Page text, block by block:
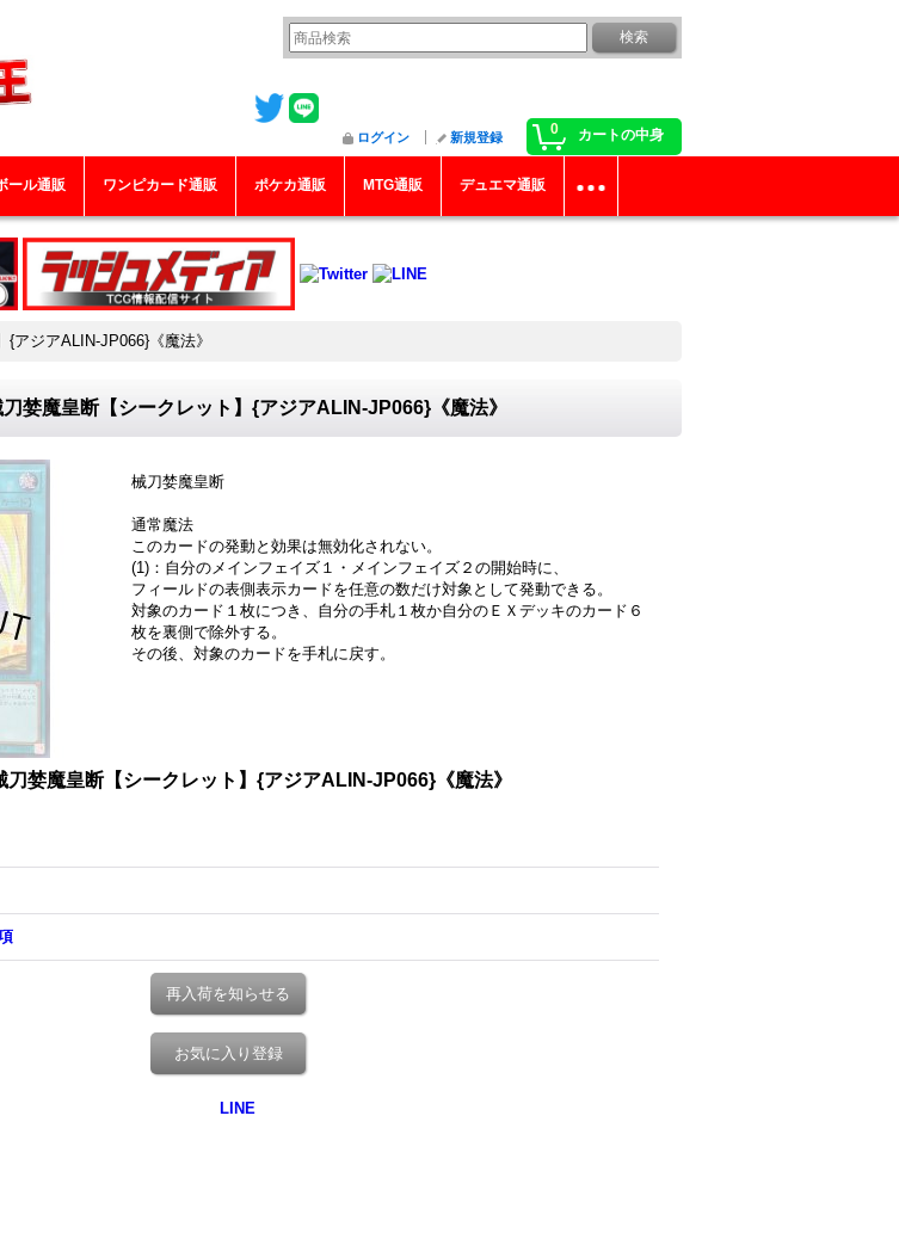
0 カートの中身
ログイン 新規登録
ール通販 ワンピカード通販 ポケカ通販 MTG通販 デュエマ通販
ジアALIN-JP066}《魔法》
婪魔皇断【シークレット】{アジアALIN-JP066}《魔法》
械刀婪魔皇断
通常魔法
このカードの発動と効果は無効化されない。
(1)：自分のメインフェイズ１・メインフェイズ２の開始時に、
フィールドの表側表示カードを任意の数だけ対象として発動できる。
対象のカード１枚につき、自分の手札１枚か自分のＥＸデッキのカード６
枚を裏側で除外する。
その後、対象のカードを手札に戻す。
婪魔皇断【シークレット】{アジアALIN-JP066}《魔法》
再入荷を知らせる
お気に入り登録